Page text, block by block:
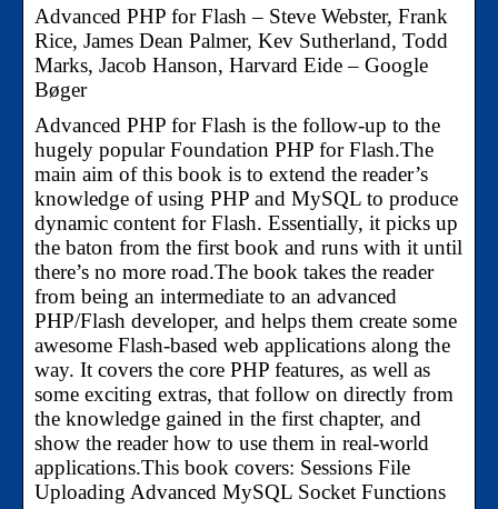
Advanced PHP for Flash – Steve Webster, Frank
Rice, James Dean Palmer, Kev Sutherland, Todd
Marks, Jacob Hanson, Harvard Eide – Google
Bøger
Advanced PHP for Flash is the follow-up to the
hugely popular Foundation PHP for Flash.The
main aim of this book is to extend the reader’s
knowledge of using PHP and MySQL to produce
dynamic content for Flash. Essentially, it picks up
the baton from the first book and runs with it until
there’s no more road.The book takes the reader
from being an intermediate to an advanced
PHP/Flash developer, and helps them create some
awesome Flash-based web applications along the
way. It covers the core PHP features, as well as
some exciting extras, that follow on directly from
the knowledge gained in the first chapter, and
show the reader how to use them in real-world
applications.This book covers: Sessions File
Uploading Advanced MySQL Socket Functions